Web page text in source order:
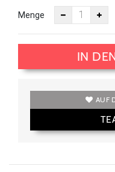
Menge
IN
AUF